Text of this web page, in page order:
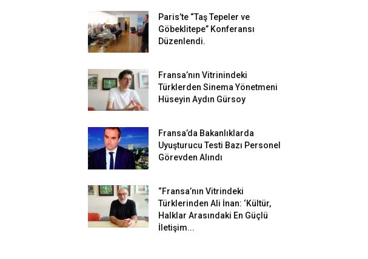
Paris’te “Taş Tepeler ve
Göbeklitepe” Konferansı
Düzenlendi.
Fransa’nın Vitrinindeki
Türklerden Sinema Yönetmeni
Hüseyin Aydın Gürsoy
Fransa’da Bakanlıklarda
Uyuşturucu Testi Bazı Personel
Görevden Alındı
“Fransa’nın Vitrindeki
Türklerinden Ali İnan: ‘Kültür,
Halklar Arasındaki En Güçlü
İletişim...